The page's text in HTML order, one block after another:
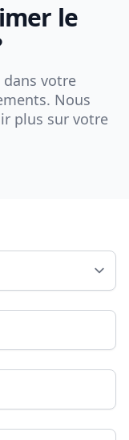
le
votre
Nous
plus sur votre